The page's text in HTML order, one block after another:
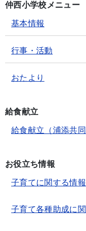
仲西小学校メニュー
基本情報
行事・活動
おたより
給食献立
給食献立（浦添共同
お役立ち情報
子育てに関する情報
子育て各種助成に